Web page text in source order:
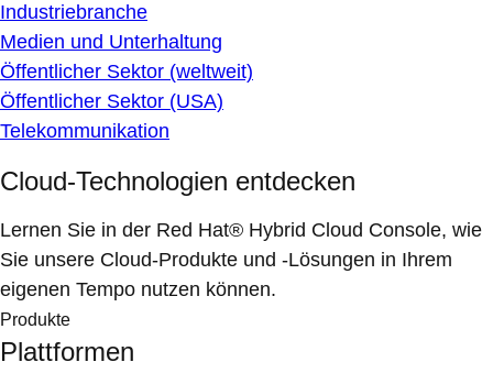
Industriebranche
Medien und Unterhaltung
Öffentlicher Sektor (weltweit)
Öffentlicher Sektor (USA)
Telekommunikation
Cloud-Technologien entdecken
Lernen Sie in der Red Hat® Hybrid Cloud Console, wie
Sie unsere Cloud-Produkte und -Lösungen in Ihrem
eigenen Tempo nutzen können.
Produkte
Plattformen